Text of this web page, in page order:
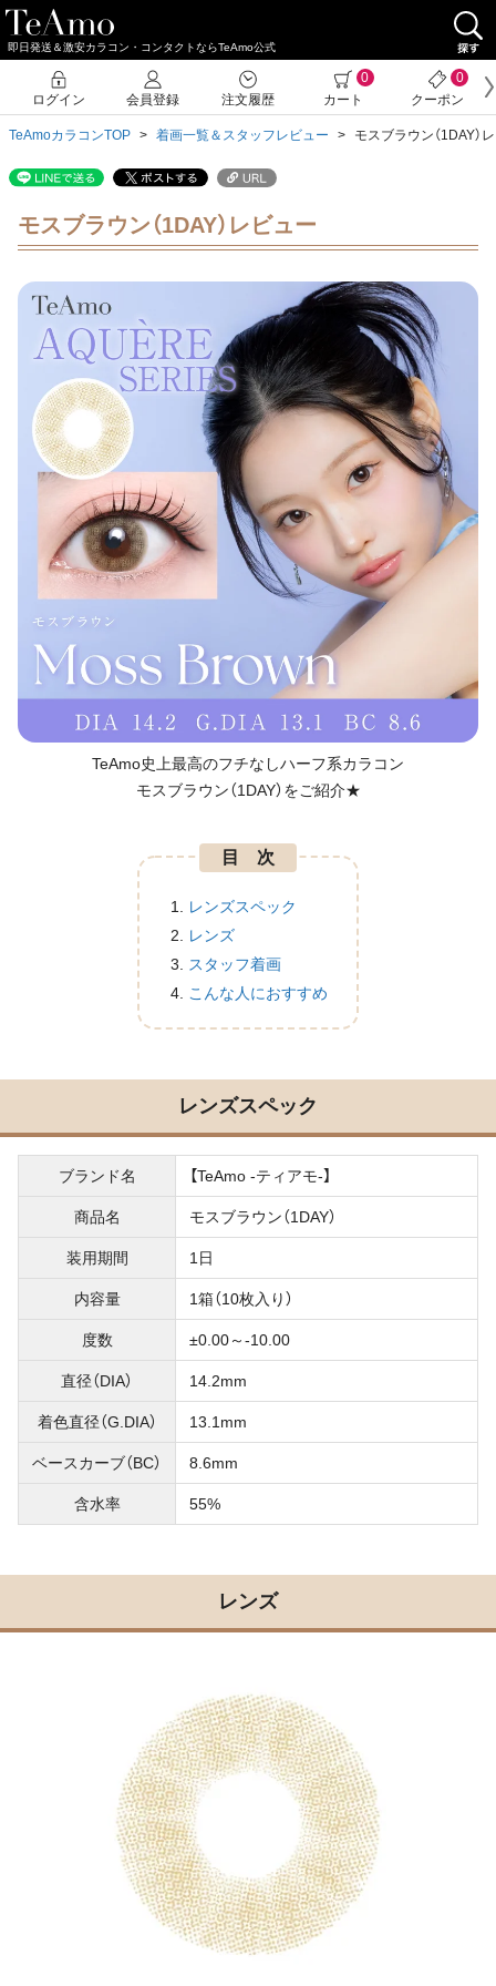
即日発送＆激安カラコン・コンタクトならTeAmo公式
TeAmoカラコンTOP 着画一覧＆スタッフレビュー モスブラウン（1DAY）
モスブラウン（1DAY）レビュー
TeAmo史上最高のフチなしハーフ系カラコン
モスブラウン（1DAY）をご紹介★
目 次
レンズスペック
レンズ
スタッフ着画
こんな人におすすめ
レンズスペック
ブランド名 【TeAmo -ティアモ-】
商品名 モスブラウン（1DAY）
装用期間 1日
内容量 1箱（10枚入り）
度数 ±0.00～-10.00
直径（DIA） 14.2mm
着色直径（G.DIA） 13.1mm
ベースカーブ（BC） 8.6mm
含水率 55%
レンズ
ログイン 会員登録 注文履歴
0
カート
0
クーポン